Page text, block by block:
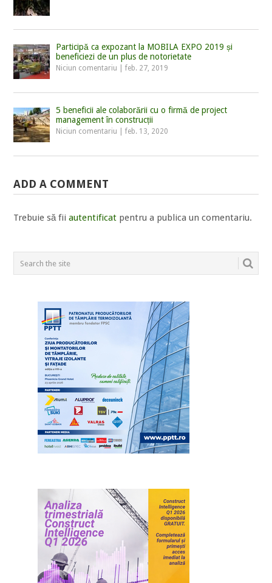
Participă ca expozant la MOBILA EXPO 2019 și
beneficiezi de un plus de notorietate
Niciun comentariu |feb. 27, 2019
5 beneficii ale colaborării cu o firmă de project
management în construcții
Niciun comentariu |feb. 13, 2020
ADD A COMMENT
Trebuie să fiiautentificat pentru a publica un comentariu.